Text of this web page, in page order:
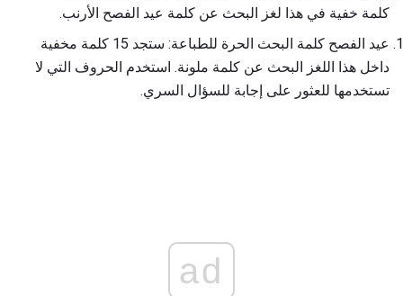
كلمة خفية في هذا لغز البحث عن كلمة عيد الفصح الأرنب.
عيد الفصح كلمة البحث الحرة للطباعة: ستجد 15 كلمة مخفية
داخل هذا اللغز البحث عن كلمة ملونة. استخدم الحروف التي لا
تستخدمها للعثور على إجابة للسؤال السري.
ad